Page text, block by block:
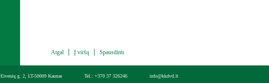
Atgal Į viršų Spausdinti
Eivenių g. 2, LT-50009 Kaunas Tel.: +370 37 326246 info@kkdvd.lt